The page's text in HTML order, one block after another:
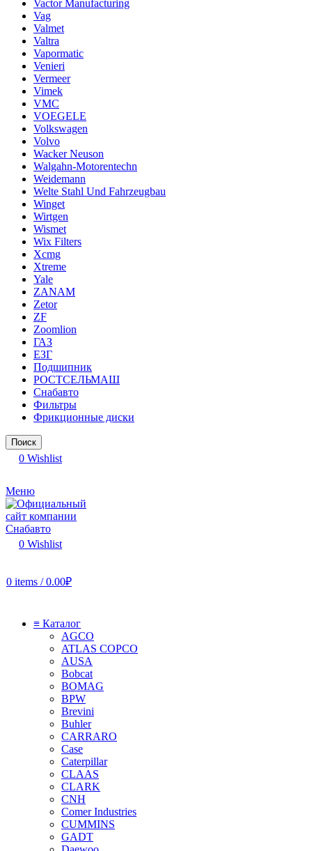
Vactor Manufacturing
Vag
Valmet
Valtra
Vapormatic
Venieri
Vermeer
Vimek
VMC
VOEGELE
Volkswagen
Volvo
Wacker Neuson
Walgahn-Motorentechn
Weidemann
Welte Stahl Und Fahrzeugbau
Winget
Wirtgen
Wismet
Wix Filters
Xcmg
Xtreme
Yale
ZANAM
Zetor
ZF
Zoomlion
ГАЗ
ЕЗГ
Подшипник
РОСТСЕЛЬМАШ
Снабавто
Фильтры
Фрикционные диски
Поиск
0 Wishlist
Меню
0 Wishlist
0 items / 0.00₽
≡ Каталог
AGCO
ATLAS COPCO
AUSA
Bobcat
BOMAG
BPW
Brevini
Buhler
CARRARO
Case
Caterpillar
CLAAS
CLARK
CNH
Comer Industries
CUMMINS
GADT